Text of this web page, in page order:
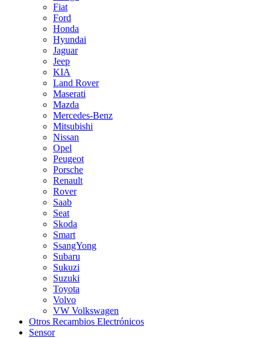
Fiat
Ford
Honda
Hyundai
Jaguar
Jeep
KIA
Land Rover
Maserati
Mazda
Mercedes-Benz
Mitsubishi
Nissan
Opel
Peugeot
Porsche
Renault
Rover
Saab
Seat
Skoda
Smart
SsangYong
Subaru
Sukuzi
Suzuki
Toyota
Volvo
VW Volkswagen
Otros Recambios Electrónicos
Sensor